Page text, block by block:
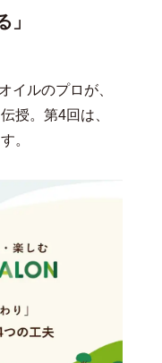
イルのプロが、
授。第4回は、
。